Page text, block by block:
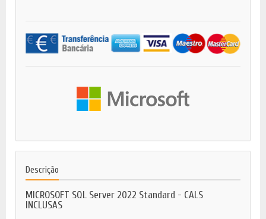
Descrição
MICROSOFT SQL Server 2022 Standard - CALS
INCLUSAS